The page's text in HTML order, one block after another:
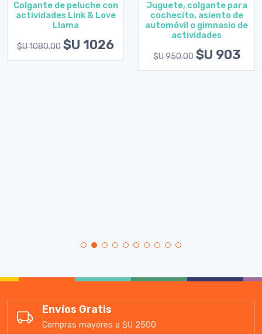
Colgante de peluche con
actividades Link & Love
Llama
$U 1080.00 $U 1026
Juguete, colgante para
cochecito, asiento de
automóvil o gimnasio de
actividades
$U 950.00 $U 903
Envíos Gratis
Compras mayores a $U 2500